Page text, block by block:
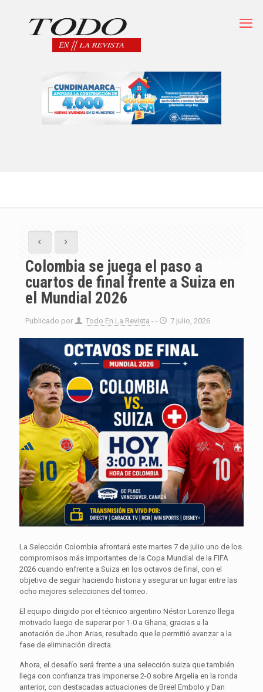
Colombia se juega el paso a
cuartos de final frente a Suiza en
el Mundial 2026
Publicado por Todo En La Revista - - 7 julio, 2026
La Selección Colombia afrontará este martes 7 de julio uno de los
compromisos más importantes de la Copa Mundial de la FIFA
2026 cuando enfrente a Suiza en los octavos de final, con el
objetivo de seguir haciendo historia y asegurar un lugar entre las
ocho mejores selecciones del torneo.
El equipo dirigido por el técnico argentino Néstor Lorenzo llega
motivado luego de superar por 1-0 a Ghana, gracias a la
anotación de Jhon Arias, resultado que le permitió avanzar a la
fase de eliminación directa.
Ahora, el desafío será frente a una selección suiza que también
llega con confianza tras imponerse 2-0 sobre Argelia en la ronda
anterior, con destacadas actuaciones de Breel Embolo y Dan